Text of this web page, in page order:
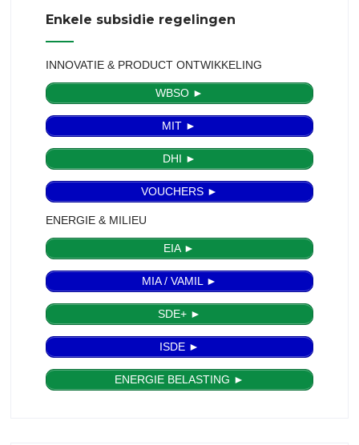
Enkele subsidie regelingen
INNOVATIE & PRODUCT ONTWIKKELING
WBSO ►
MIT ►
DHI ►
VOUCHERS ►
ENERGIE & MILIEU
EIA ►
MIA / VAMIL ►
SDE+ ►
ISDE ►
ENERGIE BELASTING ►